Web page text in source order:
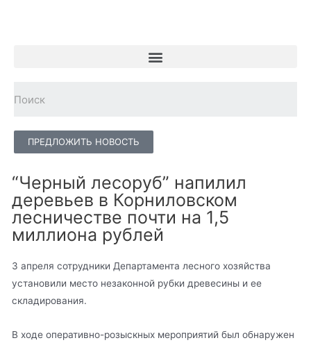
ПРЕДЛОЖИТЬ НОВОСТЬ
“Черный лесоруб” напилил
деревьев в Корниловском
лесничестве почти на 1,5
миллиона рублей
3 апреля сотрудники Департамента лесного хозяйства
установили место незаконной рубки древесины и ее
складирования.
В ходе оперативно-розыскных мероприятий был обнаружен